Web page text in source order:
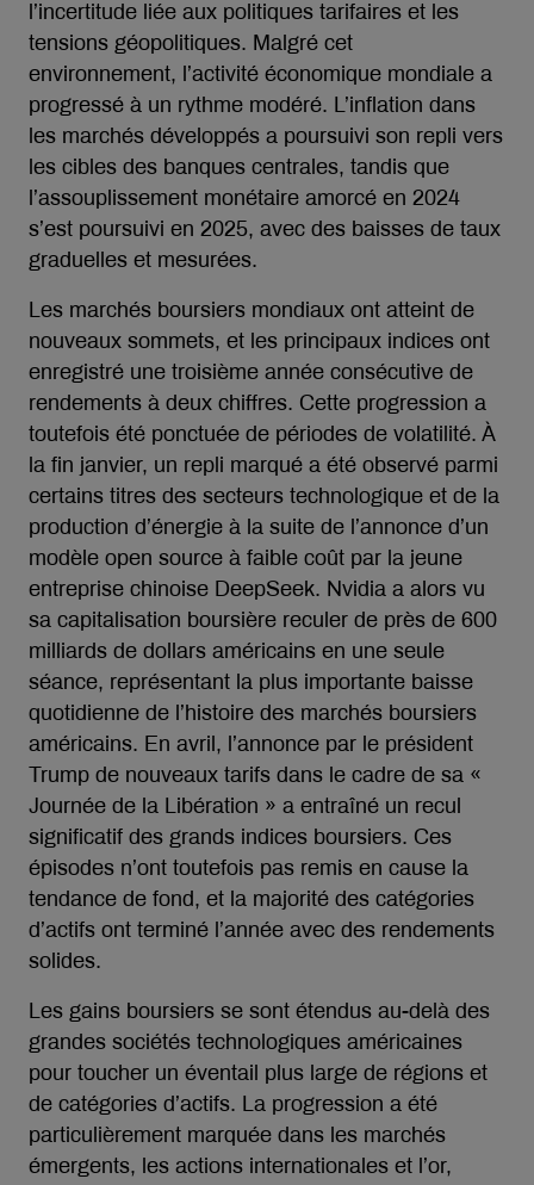
l’incertitude liée aux politiques tarifaires et les
tensions géopolitiques. Malgré cet
environnement, l’activité économique mondiale a
progressé à un rythme modéré. L’inflation dans
les marchés développés a poursuivi son repli vers
les cibles des banques centrales, tandis que
l’assouplissement monétaire amorcé en 2024
s’est poursuivi en 2025, avec des baisses de taux
graduelles et mesurées.
Les marchés boursiers mondiaux ont atteint de
nouveaux sommets, et les principaux indices ont
enregistré une troisième année consécutive de
rendements à deux chiffres. Cette progression a
toutefois été ponctuée de périodes de volatilité. À
la fin janvier, un repli marqué a été observé parmi
certains titres des secteurs technologique et de la
production d’énergie à la suite de l’annonce d’un
modèle open source à faible coût par la jeune
entreprise chinoise DeepSeek. Nvidia a alors vu
sa capitalisation boursière reculer de près de 600
milliards de dollars américains en une seule
séance, représentant la plus importante baisse
quotidienne de l’histoire des marchés boursiers
américains. En avril, l’annonce par le président
Trump de nouveaux tarifs dans le cadre de sa «
Journée de la Libération » a entraîné un recul
significatif des grands indices boursiers. Ces
épisodes n’ont toutefois pas remis en cause la
tendance de fond, et la majorité des catégories
d’actifs ont terminé l’année avec des rendements
solides.
Les gains boursiers se sont étendus au-delà des
grandes sociétés technologiques américaines
pour toucher un éventail plus large de régions et
de catégories d’actifs. La progression a été
particulièrement marquée dans les marchés
émergents, les actions internationales et l’or,